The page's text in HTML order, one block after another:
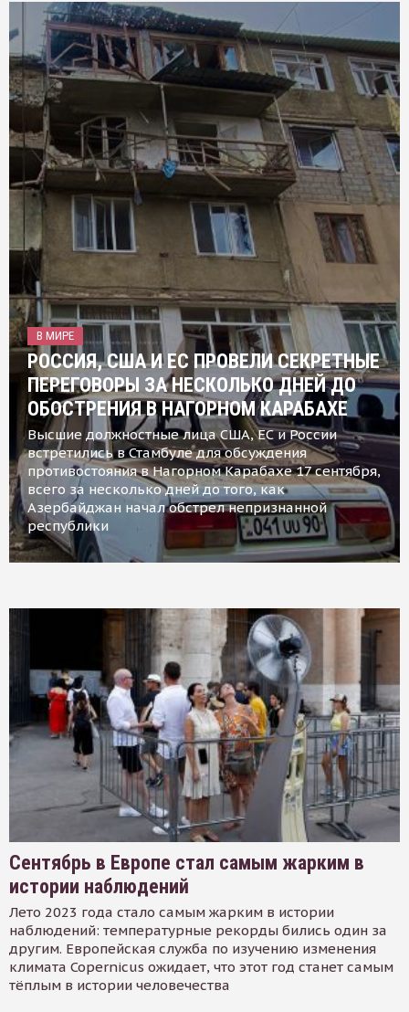
В МИРЕ
РОССИЯ, США И ЕС ПРОВЕЛИ СЕКРЕТНЫЕ
ПЕРЕГОВОРЫ ЗА НЕСКОЛЬКО ДНЕЙ ДО
ОБОСТРЕНИЯ В НАГОРНОМ КАРАБАХЕ
Высшие должностные лица США, ЕС и России
встретились в Стамбуле для обсуждения
противостояния в Нагорном Карабахе 17 сентября,
всего за несколько дней до того, как
Азербайджан начал обстрел непризнанной
республики
Сентябрь в Европе стал самым жарким в
истории наблюдений
Лето 2023 года стало самым жарким в истории
наблюдений: температурные рекорды бились один за
другим. Европейская служба по изучению изменения
климата Copernicus ожидает, что этот год станет самым
тёплым в истории человечества